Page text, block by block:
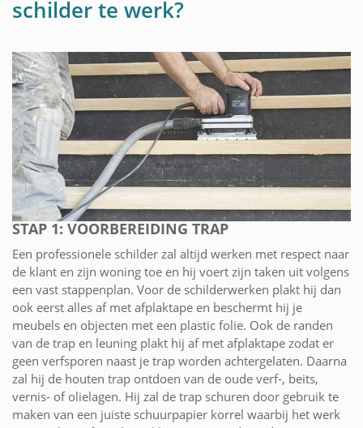
schilder te werk?
STAP 1: VOORBEREIDING TRAP
Een professionele schilder zal altijd werken met respect naar
de klant en zijn woning toe en hij voert zijn taken uit volgens
een vast stappenplan. Voor de schilderwerken plakt hij dan
ook eerst alles af met afplaktape en beschermt hij je
meubels en objecten met een plastic folie. Ook de randen
van de trap en leuning plakt hij af met afplaktape zodat er
geen verfsporen naast je trap worden achtergelaten. Daarna
zal hij de houten trap ontdoen van de oude verf-, beits,
vernis- of olielagen. Hij zal de trap schuren door gebruik te
maken van een juiste schuurpapier korrel waarbij het werk